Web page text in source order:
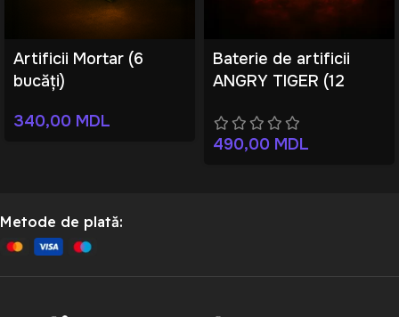
Artificii Mortar (6
bucăți)
340,00 MDL
Baterie de artificii
ANGRY TIGER (12
490,00 MDL
Metode de plată: